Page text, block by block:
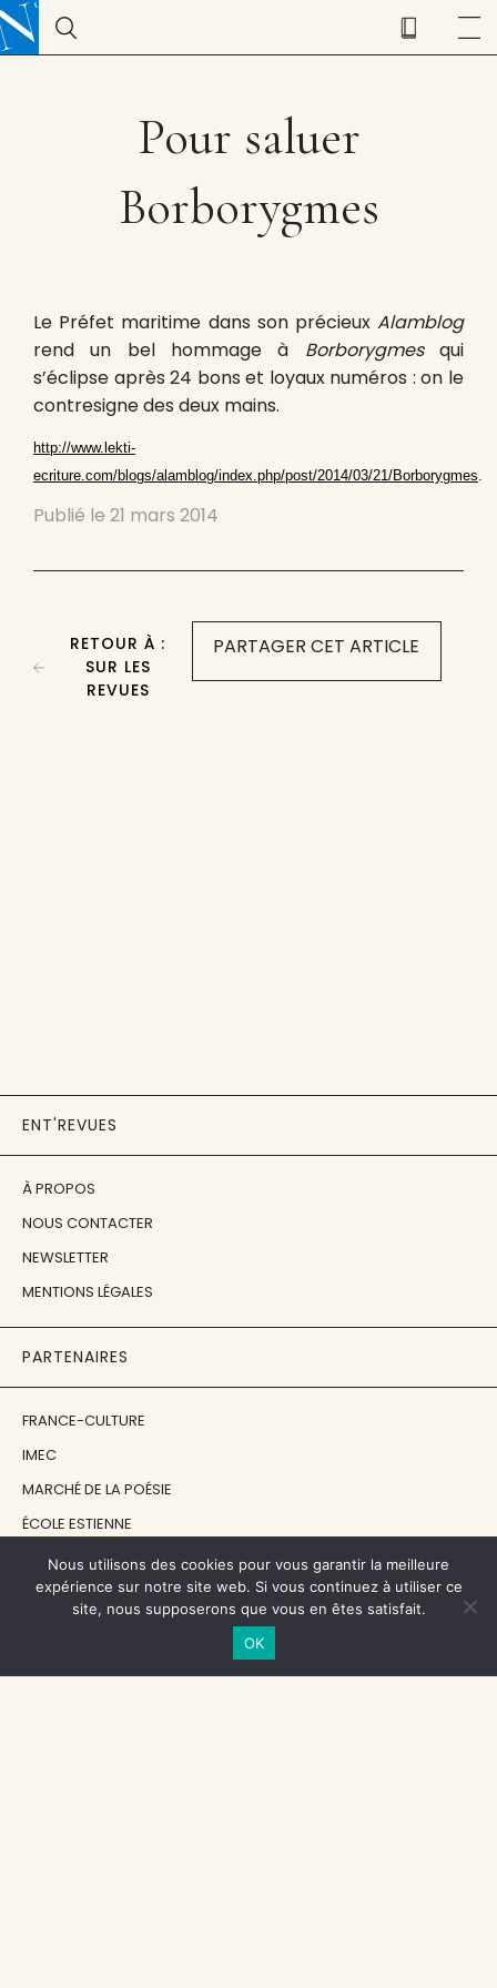
Pour saluer
Borborygmes
Le Préfet maritime dans son précieux Alamblog
rend un bel hommage à Borborygmesqui
s’éclipse après 24 bons et loyaux numéros : on le
contresigne des deux mains.
http://www.lekti-
ecriture.com/blogs/alamblog/index.php/post/2014/03/21/Borborygmes.
Publié le 21 mars 2014
PARTAGER CET ARTICLE
RETOUR À :
SUR LES
REVUES
ENT'REVUES
À PROPOS
NOUS CONTACTER
NEWSLETTER
MENTIONS LÉGALES
PARTENAIRES
FRANCE-CULTURE
IMEC
MARCHÉ DE LA POÉSIE
ÉCOLE ESTIENNE
LE GRAND CONTINENT
DIACRITIK
Nous utilisons des cookies pour vous garantir la meilleure
expérience sur notre site web. Si vous continuez à utiliser ce
site, nous supposerons que vous en êtes satisfait.
OK